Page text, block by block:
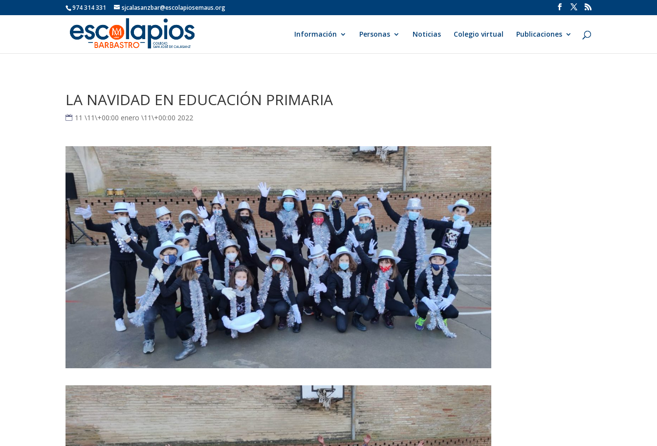
974 314 331 sjcalasanzbar@escolapiosemaus.org
Información Personas Noticias Colegio virtual Publicaciones
LA NAVIDAD EN EDUCACIÓN PRIMARIA
11 \11\+00:00 enero \11\+00:00 2022